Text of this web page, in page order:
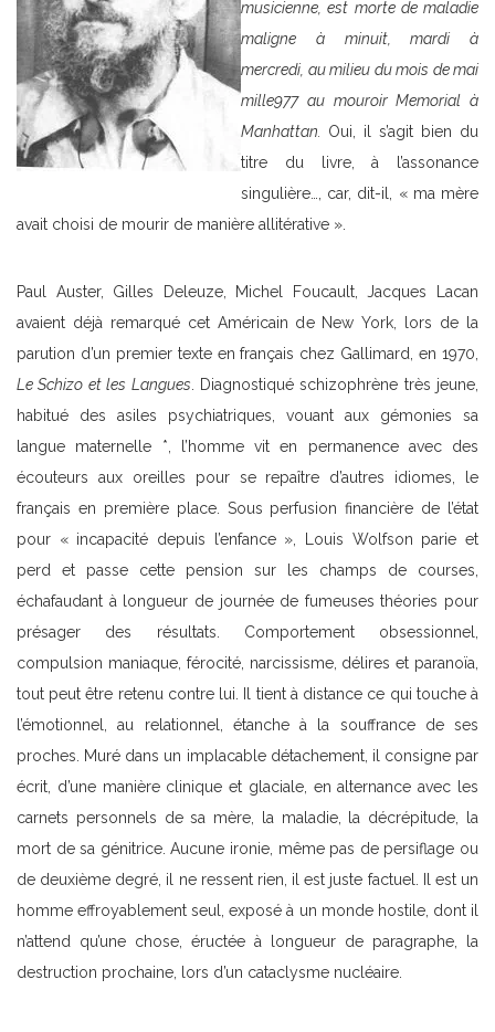
musicienne, est morte de maladie
maligne à minuit, mardi à
mercredi, au milieu du mois de mai
mille977 au mouroir Memorial à
Manhattan. Oui, il s’agit bien du
titre du livre, à l’assonance
singulière…, car, dit-il, « ma mère
avait choisi de mourir de manière allitérative ».
Paul Auster, Gilles Deleuze, Michel Foucault, Jacques Lacan
avaient déjà remarqué cet Américain de New York, lors de la
parution d’un premier texte en français chez Gallimard, en 1970,
Le Schizo et les Langues . Diagnostiqué schizophrène très jeune,
habitué des asiles psychiatriques, vouant aux gémonies sa
langue maternelle *, l’homme vit en permanence avec des
écouteurs aux oreilles pour se repaître d’autres idiomes, le
français en première place. Sous perfusion financière de l’état
pour « incapacité depuis l’enfance », Louis Wolfson parie et
perd et passe cette pension sur les champs de courses,
échafaudant à longueur de journée de fumeuses théories pour
présager des résultats. Comportement obsessionnel,
compulsion maniaque, férocité, narcissisme, délires et paranoïa,
tout peut être retenu contre lui. Il tient à distance ce qui touche à
l’émotionnel, au relationnel, étanche à la souffrance de ses
proches. Muré dans un implacable détachement, il consigne par
écrit, d’une manière clinique et glaciale, en alternance avec les
carnets personnels de sa mère, la maladie, la décrépitude, la
mort de sa génitrice. Aucune ironie, même pas de persiflage ou
de deuxième degré, il ne ressent rien, il est juste factuel. Il est un
homme effroyablement seul, exposé à un monde hostile, dont il
n’attend qu’une chose, éructée à longueur de paragraphe, la
destruction prochaine, lors d’un cataclysme nucléaire.